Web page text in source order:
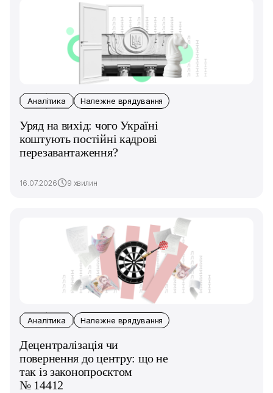
Аналітика Належне врядування
Уряд на вихід: чого Україні
коштують постійні кадрові
перезавантаження?
16.07.2026 9 хвилин
Аналітика Належне врядування
Децентралізація чи
повернення до центру: що не
так із законопроєктом
№ 14412